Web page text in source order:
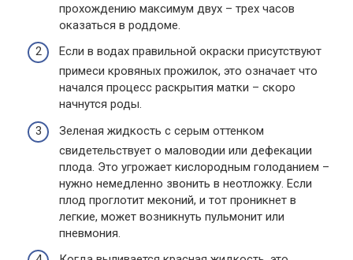
прохождению максимум двух – трех часов
оказаться в роддоме.
Если в водах правильной окраски присутствуют
примеси кровяных прожилок, это означает что
начался процесс раскрытия матки – скоро
начнутся роды.
Зеленая жидкость с серым оттенком
свидетельствует о маловодии или дефекации
плода. Это угрожает кислородным голоданием –
нужно немедленно звонить в неотложку. Если
плод проглотит меконий, и тот проникнет в
легкие, может возникнуть пульмонит или
пневмония.